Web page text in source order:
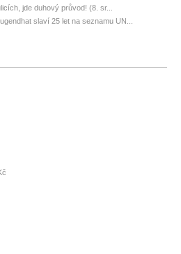
jde duhový průvod! (8. sr...
slaví 25 let na seznamu UN...